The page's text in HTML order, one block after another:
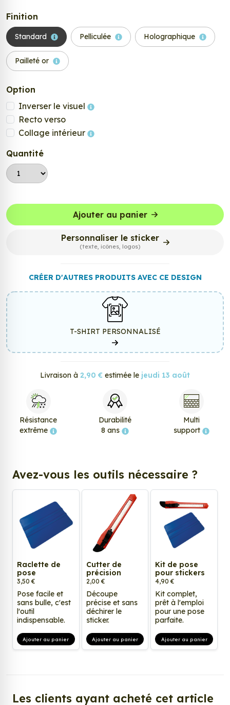
Finition
Standard Pelliculée Holographique
Pailleté or
Option
Inverser le visuel
Recto verso
Collage intérieur
Quantité
Ajouter au panier
Personnaliser le sticker
(texte, icônes, logos)
CRÉER D'AUTRES PRODUITS AVEC CE DESIGN
T-SHIRT PERSONNALISÉ
Livraison à 2,90 € estimée le jeudi 13 août
Résistance
extrême
Durabilité
8 ans
Multi
support
Avez-vous les outils nécessaire ?
Raclette de
pose
3,50 €
Pose facile et
sans bulle, c'est
l'outil
indispensable.
Ajouter au panier
Cutter de
précision
2,00 €
Découpe
précise et sans
déchirer le
sticker.
Ajouter au panier
Kit de pose
pour stickers
4,90 €
Kit complet,
prêt à l'emploi
pour une pose
parfaite.
Ajouter au panier
Les clients ayant acheté cet article